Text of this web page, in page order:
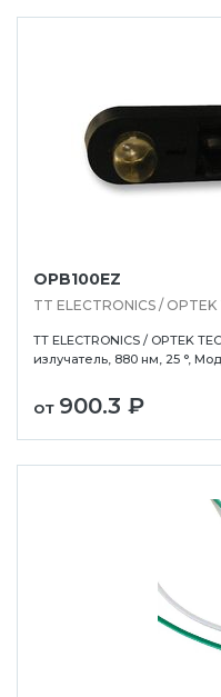
OPB100EZ
TT ELECTRONICS /
TT ELECTRONICS / OPTEK
излучатель, 880 нм, 25 °,
от 900.3 ₽